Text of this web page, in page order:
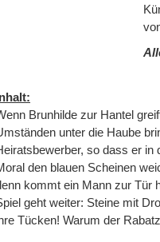
Inhalt:
Brunhilde zur Hantel
unter die Haube
so dass er in
den blauen Scheinen
kommt ein Mann zur Tür
geht weiter: Steine mit
Tücken! Warum der